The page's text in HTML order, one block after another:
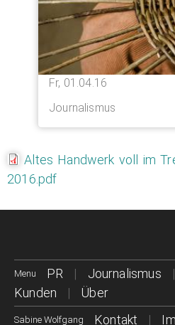
Journalismus
Fr, 01.04.16
Altes Handwerk voll im
2016.pdf
Menu PR Journalismus
Kunden
Über
Sabine Wolfgang Kontakt